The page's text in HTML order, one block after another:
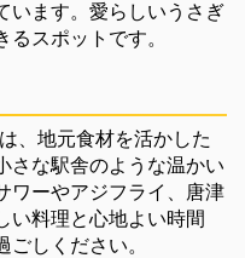
います。愛らしいうさぎ
スポットです。
、地元食材を活かした
さな駅舎のような温かい
ワーやアジフライ、唐津
い料理と心地よい時間
ごしください。